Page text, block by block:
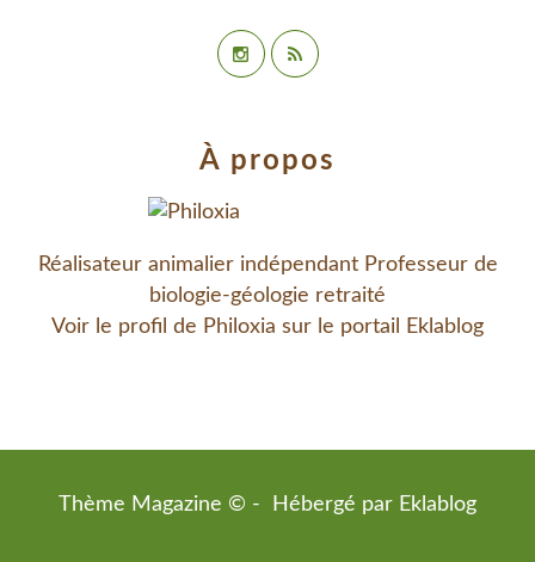
À propos
Réalisateur animalier indépendant Professeur de
biologie-géologie retraité
Voir le profil de Philoxia sur le portail Eklablog
Thème Magazine © - Hébergé par Eklablog